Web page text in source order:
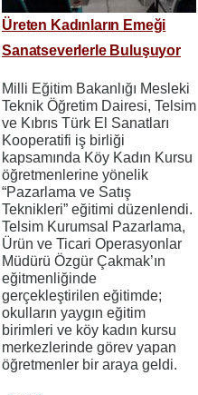
Üreten Kadınların Emeği
Sanatseverlerle Buluşuyor
Milli Eğitim Bakanlığı Mesleki
Teknik Öğretim Dairesi, Telsim
ve Kıbrıs Türk El Sanatları
Kooperatifi iş birliği
kapsamında Köy Kadın Kursu
öğretmenlerine yönelik
“Pazarlama ve Satış
Teknikleri” eğitimi düzenlendi.
Telsim Kurumsal Pazarlama,
Ürün ve Ticari Operasyonlar
Müdürü Özgür Çakmak’ın
eğitmenliğinde
gerçekleştirilen eğitimde;
okulların yaygın eğitim
birimleri ve köy kadın kursu
merkezlerinde görev yapan
öğretmenler bir araya geldi.